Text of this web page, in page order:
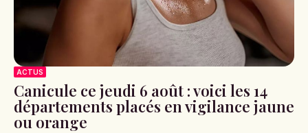
ACTUS
Canicule ce jeudi 6 août : voici les 14
départements placés en vigilance jaune
ou orange